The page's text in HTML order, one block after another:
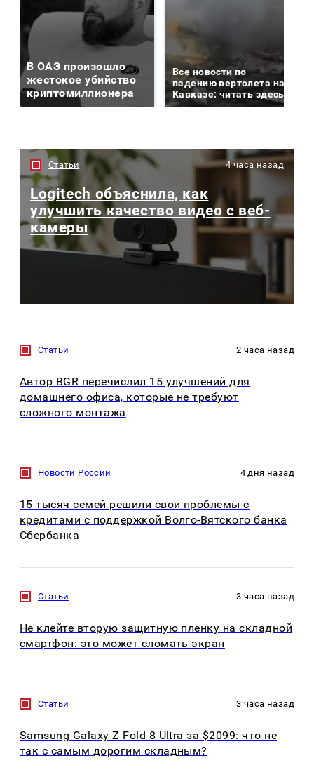
В ОАЭ произошло
жестокое убийство
криптомиллионера
Все новости по
падению вертолета на
Кавказе: читать здесь
Статьи 4 часа назад
Logitech объяснила, как
улучшить качество видео с веб-
камеры
Статьи 2 часа назад
Автор BGR перечислил 15 улучшений для
домашнего офиса, которые не требуют
сложного монтажа
Новости России 4 дня назад
15 тысяч семей решили свои проблемы с
кредитами с поддержкой Волго-Вятского банка
Сбербанка
Статьи 3 часа назад
Не клейте вторую защитную пленку на складной
смартфон: это может сломать экран
Статьи 3 часа назад
Samsung Galaxy Z Fold 8 Ultra за $2099: что не
так с самым дорогим складным?